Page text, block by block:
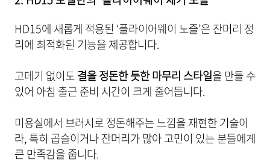
HD15에 새롭게 적용된 ‘플라이어웨이 노즐’은 잔머리 정
리에 최적화된 기능을 제공합니다.
고데기 없이도결을 정돈한 듯한 마무리 스타일을 만들 수
있어 아침 출근 준비 시간이 크게 줄어듭니다.
미용실에서 브러시로 정돈해주는 느낌을 재현한 기술이
라, 특히 곱슬이거나 잔머리가 많아 고민이 있는 분들에게
큰 만족감을 줍니다.